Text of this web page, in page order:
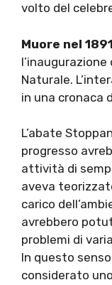
volto del
Muore nel 1891
l’inaugurazione
Naturale.
in una cronaca
L’abate
progresso
attività di
aveva
carico
avrebbero
problemi di
In questo
considerato